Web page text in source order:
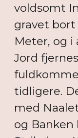
voldsomt
gravet bort
Meter, og
Jord
tidligere.
med
og